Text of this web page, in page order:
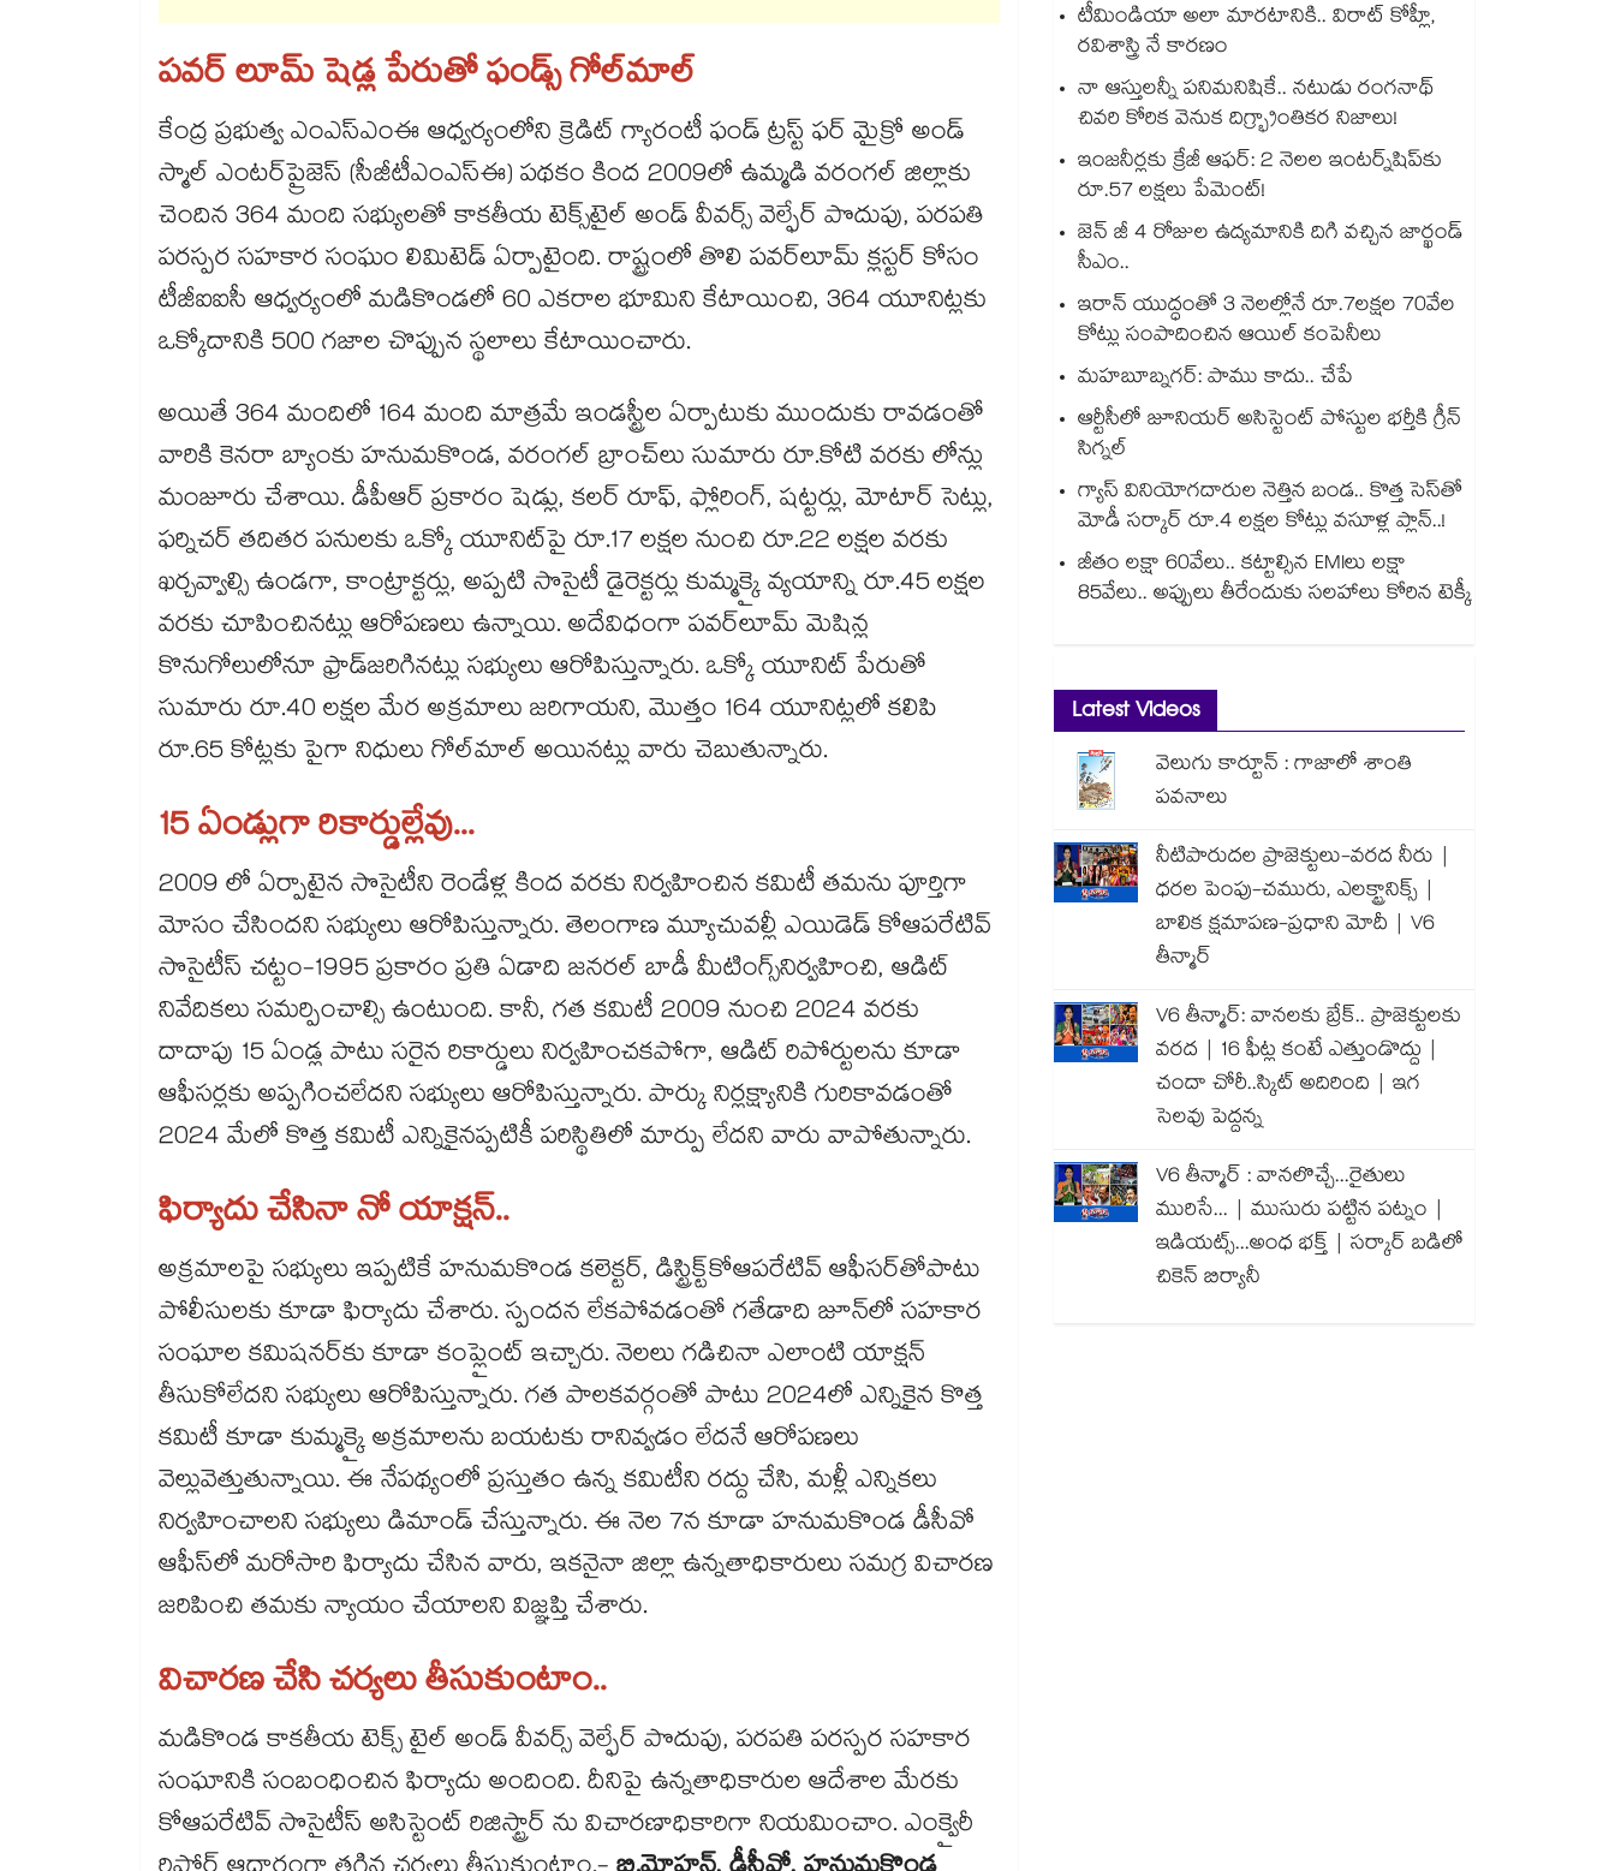
పవర్ లూమ్ షెడ్ల పేరుతో ఫండ్స్ గోల్​మాల్​
కేంద్ర ప్రభుత్వ ఎంఎస్‌‌ఎంఈ ఆధ్వర్యంలోని క్రెడిట్ గ్యారంటీ ఫండ్ ట్రస్ట్ ఫర్ మైక్రో అండ్
స్మాల్ ఎంటర్‌‌ప్రైజెస్ (సీజీటీఎంఎస్ఈ) పథకం కింద 2009లో ఉమ్మడి వరంగల్ జిల్లాకు
చెందిన 364 మంది సభ్యులతో కాకతీయ టెక్స్‌‌టైల్ అండ్ వీవర్స్ వెల్ఫేర్ పొదుపు, పరపతి
పరస్పర సహకార సంఘం లిమిటెడ్​ ఏర్పాటైంది. రాష్ట్రంలో తొలి పవర్‌‌లూమ్ క్లస్టర్ కోసం
టీజీఐఐసీ ఆధ్వర్యంలో మడికొండలో 60 ఎకరాల భూమిని కేటాయించి, 364 యూనిట్లకు
ఒక్కోదానికి 500 గజాల చొప్పున స్థలాలు కేటాయించారు.
అయితే 364 మందిలో 164 మంది మాత్రమే ఇండస్ట్రీల ఏర్పాటుకు ముందుకు రావడంతో
వారికి కెనరా బ్యాంకు హనుమకొండ, వరంగల్ బ్రాంచ్​లు సుమారు రూ.కోటి వరకు లోన్లు
మంజూరు చేశాయి. డీపీఆర్ ప్రకారం షెడ్లు, కలర్ రూఫ్, ఫ్లోరింగ్, షట్టర్లు, మోటార్ సెట్లు,
ఫర్నిచర్ తదితర పనులకు ఒక్కో యూనిట్‌‌పై రూ.17 లక్షల నుంచి రూ.22 లక్షల వరకు
ఖర్చవ్వాల్సి ఉండగా, కాంట్రాక్టర్లు, అప్పటి సొసైటీ డైరెక్టర్లు కుమ్మక్కై వ్యయాన్ని రూ.45 లక్షల
వరకు చూపించినట్లు ఆరోపణలు ఉన్నాయి. అదేవిధంగా పవర్‌‌లూమ్ మెషిన్ల
కొనుగోలులోనూ ఫ్రాడ్​జరిగినట్లు సభ్యులు ఆరోపిస్తున్నారు. ఒక్కో యూనిట్ పేరుతో
సుమారు రూ.40 లక్షల మేర అక్రమాలు జరిగాయని, మొత్తం 164 యూనిట్లలో కలిపి
రూ.65 కోట్లకు పైగా నిధులు గోల్‌‌మాల్ అయినట్లు వారు చెబుతున్నారు.
15 ఏండ్లుగా రికార్డుల్లేవు...
2009 లో ఏర్పాటైన సొసైటీని రెండేళ్ల కింద వరకు నిర్వహించిన కమిటీ తమను పూర్తిగా
మోసం చేసిందని సభ్యులు ఆరోపిస్తున్నారు. తెలంగాణ మ్యూచువల్లీ ఎయిడెడ్ కోఆపరేటివ్
సొసైటీస్ చట్టం-1995 ప్రకారం ప్రతి ఏడాది జనరల్​ బాడీ మీటింగ్స్​నిర్వహించి, ఆడిట్
నివేదికలు సమర్పించాల్సి ఉంటుంది. కానీ, గత కమిటీ 2009 నుంచి 2024 వరకు
దాదాపు 15 ఏండ్ల పాటు సరైన రికార్డులు నిర్వహించకపోగా, ఆడిట్ రిపోర్టులను కూడా
ఆఫీసర్లకు అప్పగించలేదని సభ్యులు ఆరోపిస్తున్నారు. పార్కు నిర్లక్ష్యానికి గురికావడంతో
2024 మేలో కొత్త కమిటీ ఎన్నికైనప్పటికీ పరిస్థితిలో మార్పు లేదని వారు వాపోతున్నారు.
ఫిర్యాదు చేసినా నో యాక్షన్..
అక్రమాలపై సభ్యులు ఇప్పటికే హనుమకొండ కలెక్టర్, డిస్ట్రిక్ట్​కోఆపరేటివ్​ ఆఫీసర్​తోపాటు
పోలీసులకు కూడా ఫిర్యాదు చేశారు. స్పందన లేకపోవడంతో గతేడాది జూన్‌‌లో సహకార
సంఘాల కమిషనర్‌‌కు కూడా కంప్లైంట్​ ఇచ్చారు. నెలలు గడిచినా ఎలాంటి యాక్షన్​
తీసుకోలేదని సభ్యులు ఆరోపిస్తున్నారు. గత పాలకవర్గంతో పాటు 2024లో ఎన్నికైన కొత్త
కమిటీ కూడా కుమ్మక్కై అక్రమాలను బయటకు రానివ్వడం లేదనే ఆరోపణలు
వెల్లువెత్తుతున్నాయి. ఈ నేపథ్యంలో ప్రస్తుతం ఉన్న కమిటీని రద్దు చేసి, మళ్లీ ఎన్నికలు
నిర్వహించాలని సభ్యులు డిమాండ్ చేస్తున్నారు. ఈ నెల 7న కూడా హనుమకొండ డీసీవో
ఆఫీస్​లో మరోసారి ఫిర్యాదు చేసిన వారు, ఇకనైనా జిల్లా ఉన్నతాధికారులు సమగ్ర విచారణ
జరిపించి తమకు న్యాయం చేయాలని విజ్ఞప్తి చేశారు.
విచారణ చేసి చర్యలు తీసుకుంటాం..
మడికొండ కాకతీయ టెక్స్ టైల్ అండ్ వీవర్స్ వెల్ఫేర్​ పొదుపు, పరపతి పరస్పర సహకార
సంఘానికి సంబంధించిన ఫిర్యాదు అందింది. దీనిపై ఉన్నతాధికారుల ఆదేశాల మేరకు
కోఆపరేటివ్ సొసైటీస్ అసిస్టెంట్ రిజిస్ట్రార్ ను విచారణాధికారిగా నియమించాం. ఎంక్వైరీ
టీమిండియా అలా మారటానికి.. విరాట్ కోహ్లీ,
రవిశాస్త్రి నే కారణం
నా ఆస్తులన్నీ పనిమనిషికే.. నటుడు రంగనాథ్
చివరి కోరిక వెనుక దిగ్భ్రాంతికర నిజాలు!
ఇంజనీర్లకు క్రేజీ ఆఫర్: 2 నెలల ఇంటర్న్‌షిప్‌కు
రూ.57 లక్షలు పేమెంట్!
జెన్ జీ 4 రోజుల ఉద్యమానికి దిగి వచ్చిన జార్ఖండ్
సీఎం..
ఇరాన్ యుద్ధంతో 3 నెలల్లోనే రూ.7లక్షల 70వేల
కోట్లు సంపాదించిన ఆయిల్ కంపెనీలు
మహబూబ్నగర్: పాము కాదు.. చేపే
ఆర్టీసీలో జూనియర్ అసిస్టెంట్‌‌ పోస్టుల భర్తీకి గ్రీన్‌‌
సిగ్నల్
గ్యాస్ వినియోగదారుల నెత్తిన బండ.. కొత్త సెస్‌తో
మోడీ సర్కార్ రూ.4 లక్షల కోట్లు వసూళ్ల ప్లాన్..!
జీతం లక్షా 60వేలు.. కట్టాల్సిన EMIలు లక్షా
85వేలు.. అప్పులు తీరేందుకు సలహాలు కోరిన టెక్కీ
Latest Videos
వెలుగు కార్టూన్ : గాజాలో శాంతి
పవనాలు
నీటిపారుదల ప్రాజెక్టులు-వరద నీరు |
ధరల పెంపు-చమురు, ఎలక్ట్రానిక్స్ |
బాలిక క్షమాపణ-ప్రధాని మోదీ | V6
తీన్మార్
V6 తీన్మార్: వానలకు బ్రేక్.. ప్రాజెక్టులకు
వరద | 16 ఫీట్ల కంటే ఎత్తుండొద్దు |
చందా చోరీ..స్కిట్ అదిరింది | ఇగ
సెలవు పెద్దన్న
V6 తీన్మార్ : వానలొచ్చే...రైతులు
మురిసే... | ముసురు పట్టిన పట్నం |
ఇడియట్స్...అంధ భక్త్ | సర్కార్ బడిలో
చికెన్ బిర్యానీ